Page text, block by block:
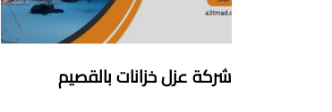
شركة عزل خزانات بالقصيم